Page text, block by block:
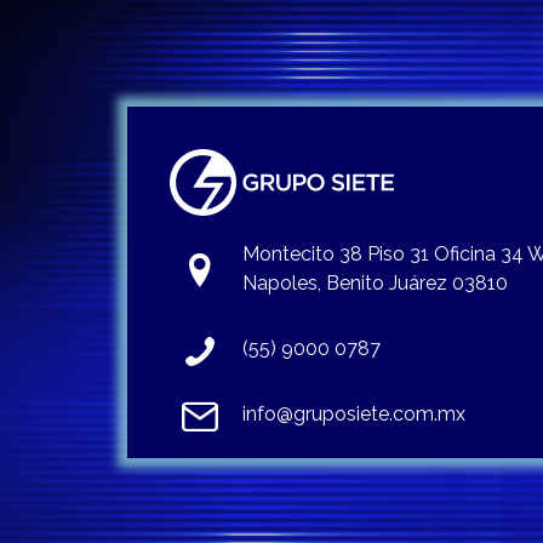
Montecito 38 Piso 31 Oficina 34
Napoles, Benito Juárez 03810
(55) 9000 0787
info@gruposiete.com.mx